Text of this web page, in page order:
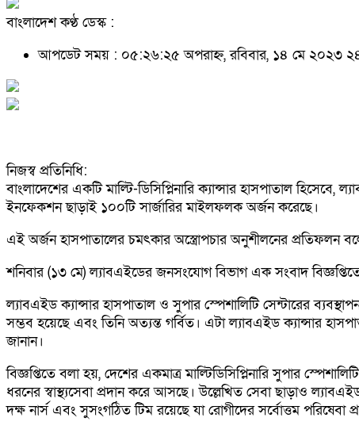
বাংলাদেশ কণ্ঠ ডেস্ক :
আপডেট সময় : ০৫:২৬:২৫ অপরাহ্ন, রবিবার, ১৪ মে ২০২৩
নিজস্ব প্রতিনিধি:
বাংলাদেশের একটি মাল্টি-ডিসিপ্লিনারি ক্যান্সার হাসপাতাল
ইনফেকশন ছাড়াই ১০০টি সার্জারির মাইলফলক অর্জন করেছে।
এই অর্জন হাসপাতালের চমৎকার অস্ত্রোপচার অনুশীলনের প্রতিফলন বলে
শনিবার (১৩ মে) ল্যাবএইডের জনসংযোগ বিভাগ এক সংবাদ
ল্যাবএইড ক্যান্সার হাসপাতাল ও সুপার স্পেশালিটি সেন্টারের
সম্ভব হয়েছে এবং তিনি অত্যন্ত গর্বিত। এটা ল্যাবএইড ক্যান্সার
জানান।
বিজ্ঞপ্তিতে বলা হয়, দেশের একমাত্র মাল্টিডিসিপ্লিনারি সুপার
ধরনের স্বাস্থ্যসেবা প্রদান করে আসছে। উল্লেখিত সেবা ছাড়াও
দক্ষ নার্স এবং সুসংগঠিত টিম রয়েছে যা রোগীদের সর্বোত্তম পরিষেবা